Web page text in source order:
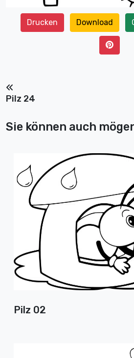
Drucken Download
Pilz 24
Sie können auch
Pilz 02